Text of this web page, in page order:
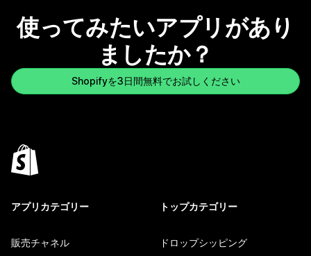
使ってみたいアプリがあり
ましたか？
Shopifyを3日間無料でお試しください
アプリカテゴリー
販売チャネル
トップカテゴリー
ドロップシッピング